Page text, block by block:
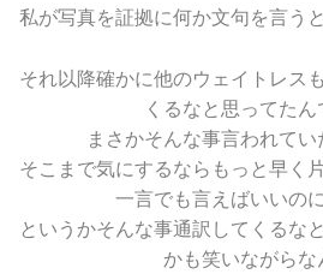
私が写真を証拠に何か文句を言う
それ以降確かに他のウェイトレス
くるなと思ってたん
まさかそんな事言われてい
そこまで気にするならもっと早く
一言でも言えばいいの
というかそんな事通訳してくるな
かも笑いながら